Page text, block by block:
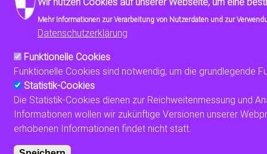
Mehr Informationen zur Verarbeitung von Nutzerdaten und zur
Datenschutzerklärung
Funktionelle Cookies
Funktionelle Cookies sind notwendig, um die grundlegende
Statistik-Cookies
Die Statistik-Cookies dienen zur Reichweitenmessung und
Informationen wollen wir zukünftige Versionen unserer
erhobenen Informationen findet nicht statt.